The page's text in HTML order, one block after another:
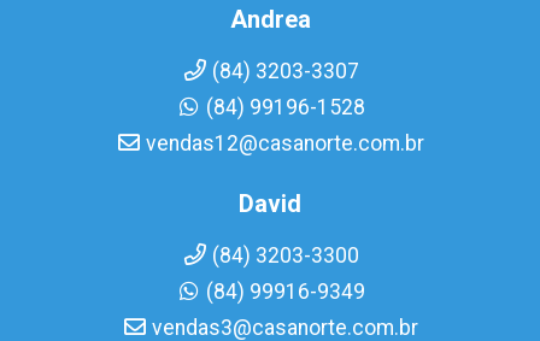
Andrea
(84) 3203-3307
(84) 99196-1528
vendas12@casanorte.com.br
David
(84) 3203-3300
(84) 99916-9349
vendas3@casanorte.com.br